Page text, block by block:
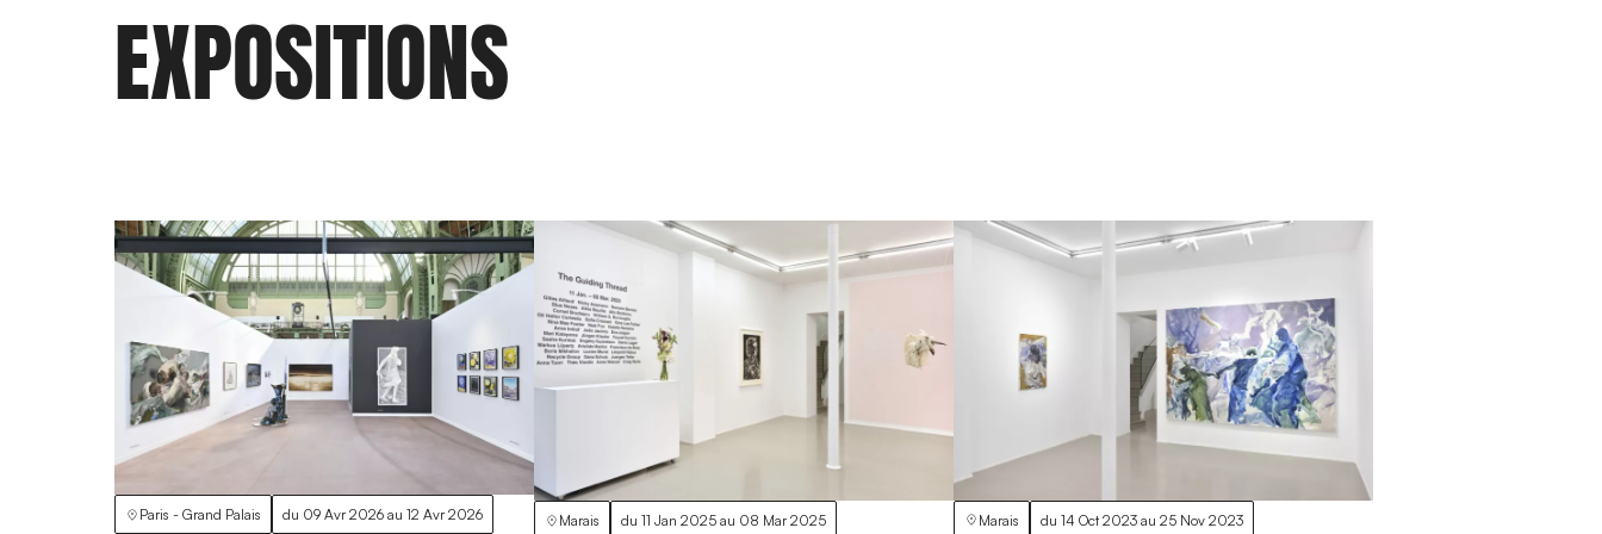
EXPOSITIONS
Paris - Grand Palais du 09 Avr 2026 au 12 Avr 2026 Marais du 11 Jan 2025 au 08 Mar 2025 Marais du 14 Oct 2023 au 25 Nov 2023